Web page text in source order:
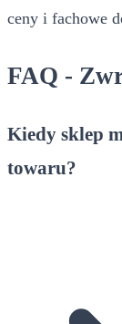
ceny i fachowe
FAQ -
Kiedy sklep
towaru?